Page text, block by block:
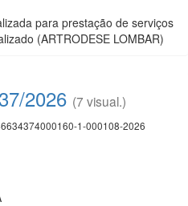
para prestação de serviços
(ARTRODESE LOMBAR)
2026 (7 visual.)
1-000108-2026